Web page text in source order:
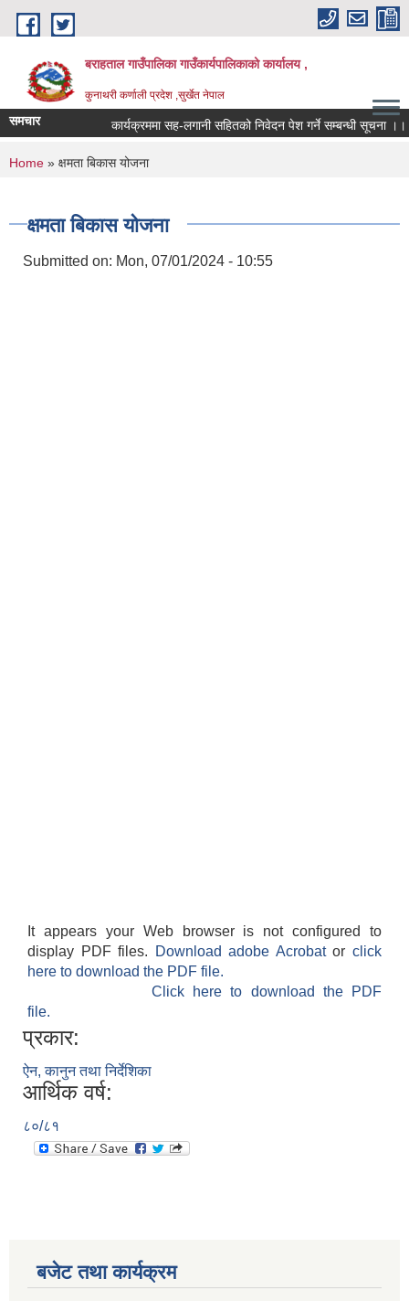
Skip to main content
बराहताल गाउँपालिका गाउँकार्यपालिकाको कार्यालय ,
कुनाथरी कर्णाली प्रदेश ,सुर्खेत नेपाल
समचार कार्यक्रममा सह-लगानी सहितको निवेदन पेश गर्ने सम्बन्धी सूचना ।।।
You are here
Home » क्षमता बिकास योजना
क्षमता बिकास योजना
Submitted on: Mon, 07/01/2024 - 10:55
It appears your Web browser is not configured to
display PDF files.
Download adobe Acrobatorclick
here to download the PDF file.
Click here to download the PDF
file.
प्रकार:
ऐन, कानुन तथा निर्देशिका
आर्थिक वर्ष:
८०/८१
बजेट तथा कार्यक्रम